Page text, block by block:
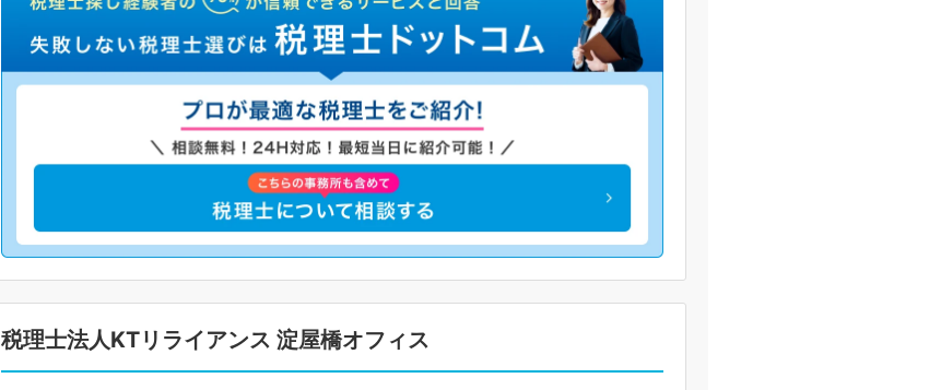
税理士法人KTリライアンス 淀屋橋オフィス